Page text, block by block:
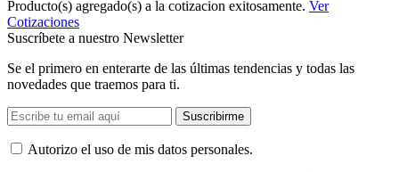
Producto(s) agregado(s) a la cotizacion exitosamente. Ver
Cotizaciones
Suscríbete a nuestro Newsletter
Se el primero en enterarte de las últimas tendencias y todas las
novedades que traemos para ti.
Suscribirme
Autorizo ​​el uso de mis datos personales.